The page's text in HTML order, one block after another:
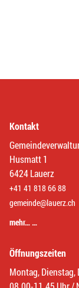
Kontakt
Husmatt 1
6424 Lauerz
+41 41 818 66 88
gemeinde@lauerz.ch
mehr… …
Öffnungszeiten
Montag, Dienstag,